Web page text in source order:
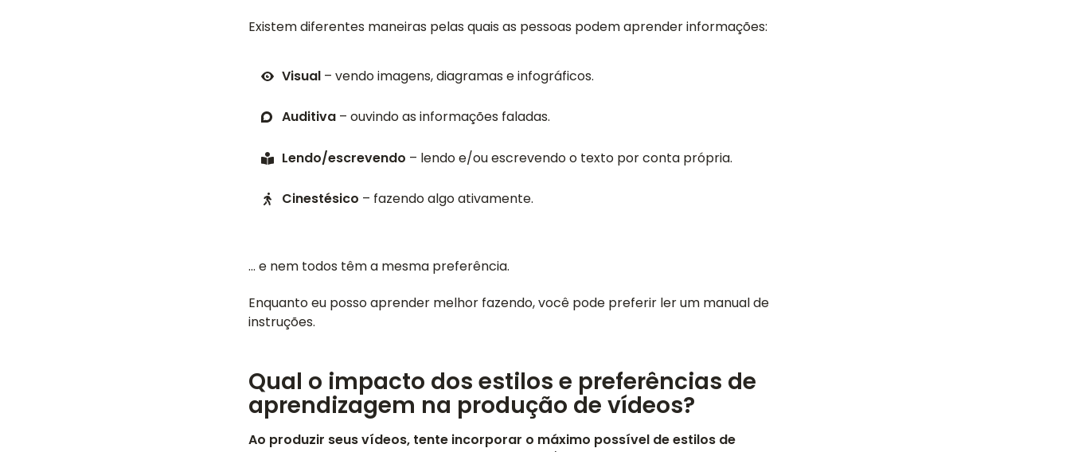
Existem diferentes maneiras pelas quais as pessoas podem aprender informações:
Visual – vendo imagens, diagramas e infográficos.
Auditiva – ouvindo as informações faladas.
Lendo/escrevendo – lendo e/ou escrevendo o texto por conta própria.
Cinestésico – fazendo algo ativamente.
... e nem todos têm a mesma preferência.
Enquanto eu posso aprender melhor fazendo, você pode preferir ler um manual de
instruções.
Qual o impacto dos estilos e preferências de
aprendizagem na produção de vídeos?
Ao produzir seus vídeos, tente incorporar o máximo possível de estilos de